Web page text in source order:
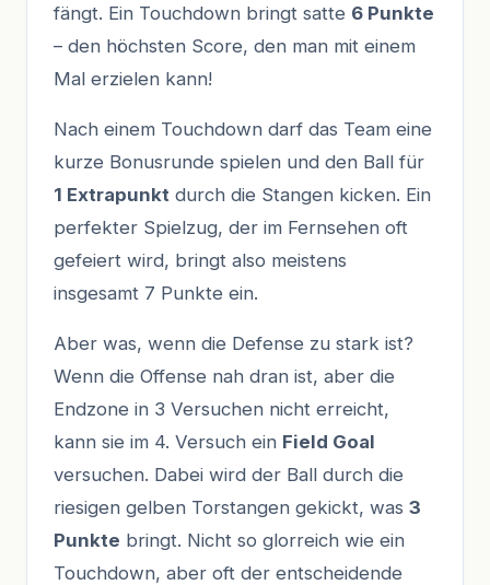
fängt. Ein Touchdown bringt satte 6 Punkte
– den höchsten Score, den man mit einem
Mal erzielen kann!
Nach einem Touchdown darf das Team eine
kurze Bonusrunde spielen und den Ball für
1 Extrapunkt durch die Stangen kicken. Ein
perfekter Spielzug, der im Fernsehen oft
gefeiert wird, bringt also meistens
insgesamt 7 Punkte ein.
Aber was, wenn die Defense zu stark ist?
Wenn die Offense nah dran ist, aber die
Endzone in 3 Versuchen nicht erreicht,
kann sie im 4. Versuch ein Field Goal
versuchen. Dabei wird der Ball durch die
riesigen gelben Torstangen gekickt, was 3
Punkte bringt. Nicht so glorreich wie ein
Touchdown, aber oft der entscheidende